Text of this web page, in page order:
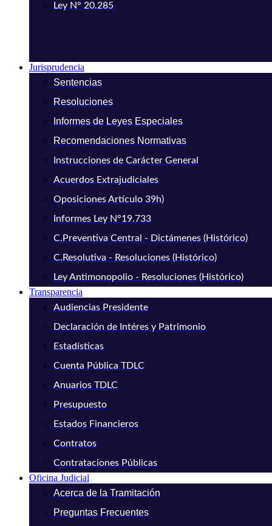
Ley N° 20.285
Jurisprudencia
Sentencias
Resoluciones
Informes de Leyes Especiales
Recomendaciones Normativas
Instrucciones de Carácter General
Acuerdos Extrajudiciales
Oposiciones Artículo 39h)
Informes Ley N°19.733
C.Preventiva Central - Dictámenes (Histórico)
C.Resolutiva - Resoluciones (Histórico)
Ley Antimonopolio - Resoluciones (Histórico)
Transparencia
Audiencias Presidente
Declaración de Intéres y Patrimonio
Estadísticas
Cuenta Pública TDLC
Anuarios TDLC
Presupuesto
Estados Financieros
Contratos
Contrataciones Públicas
Oficina Judicial
Acerca de la Tramitación
Preguntas Frecuentes